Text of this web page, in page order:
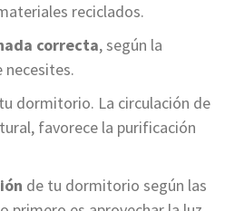
reciclados.
correcta, según la
necesites.
tu dormitorio. La circulación de
favorece la purificación
de tu dormitorio según las